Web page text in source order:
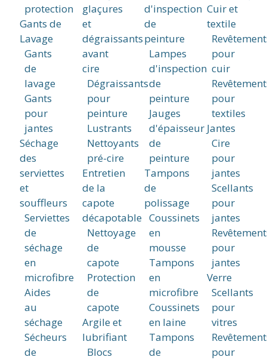
protection
Gants de
Lavage
Gants
de
lavage
Gants
pour
jantes
Séchage
des
serviettes
et
souffleurs
Serviettes
de
séchage
en
microfibre
Aides
au
séchage
Sécheurs
de
glaçures
et
dégraissants
avant
cire
Dégraissants
pour
peinture
Lustrants
Nettoyants
pré-cire
Entretien
de la
capote
décapotable
Nettoyage
de
capote
Protection
de
capote
Argile et
lubrifiant
Blocs
d'inspection
de
peinture
Lampes
d'inspection
de
peinture
Jauges
d'épaisseur
de
peinture
Tampons
de
polissage
Coussinets
en
mousse
Tampons
en
microfibre
Coussinets
en laine
Tampons
de
Cuir et
textile
pour
cuir
pour
textiles
Jantes
Cire
pour
jantes
Scellants
pour
jantes
pour
jantes
Verre
Scellants
pour
vitres
pour